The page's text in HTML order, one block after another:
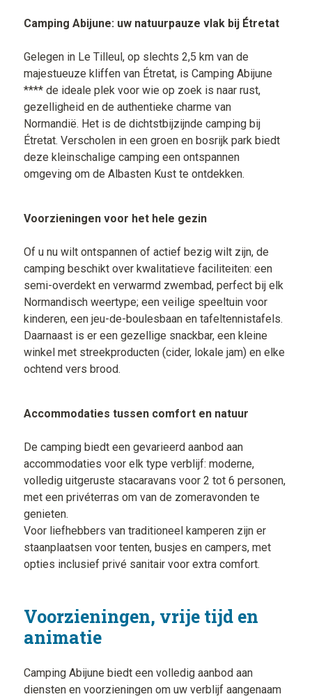
Camping Abijune: uw natuurpauze vlak bij Étretat
Gelegen in Le Tilleul, op slechts 2,5 km van de
majestueuze kliffen van Étretat, is Camping Abijune
**** de ideale plek voor wie op zoek is naar rust,
gezelligheid en de authentieke charme van
Normandië. Het is de dichtstbijzijnde camping bij
Étretat. Verscholen in een groen en bosrijk park biedt
deze kleinschalige camping een ontspannen
omgeving om de Albasten Kust te ontdekken.
Voorzieningen voor het hele gezin
Of u nu wilt ontspannen of actief bezig wilt zijn, de
camping beschikt over kwalitatieve faciliteiten: een
semi-overdekt en verwarmd zwembad, perfect bij elk
Normandisch weertype; een veilige speeltuin voor
kinderen, een jeu-de-boulesbaan en tafeltennistafels.
Daarnaast is er een gezellige snackbar, een kleine
winkel met streekproducten (cider, lokale jam) en elke
ochtend vers brood.
Accommodaties tussen comfort en natuur
De camping biedt een gevarieerd aanbod aan
accommodaties voor elk type verblijf: moderne,
volledig uitgeruste stacaravans voor 2 tot 6 personen,
met een privéterras om van de zomeravonden te
genieten.
Voor liefhebbers van traditioneel kamperen zijn er
staanplaatsen voor tenten, busjes en campers, met
opties inclusief privé sanitair voor extra comfort.
Voorzieningen, vrije tijd en
animatie
Camping Abijune biedt een volledig aanbod aan
diensten en voorzieningen om uw verblijf aangenaam